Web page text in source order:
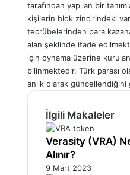
tarafından yapılan bir
kişilerin blok zincirindeki
tecrübelerinden para
alan şeklinde ifade
için oynama üzerine
bilinmektedir. Türk parası
anlık olarak
İlgili Makaleler
Verasity (VRA)
Alınır?
9 Mart 2023